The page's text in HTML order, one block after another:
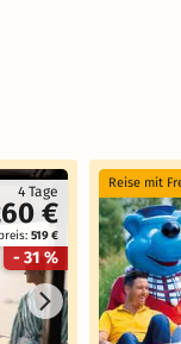
4 Tage
€
519 €
- 31 %
Reise mit